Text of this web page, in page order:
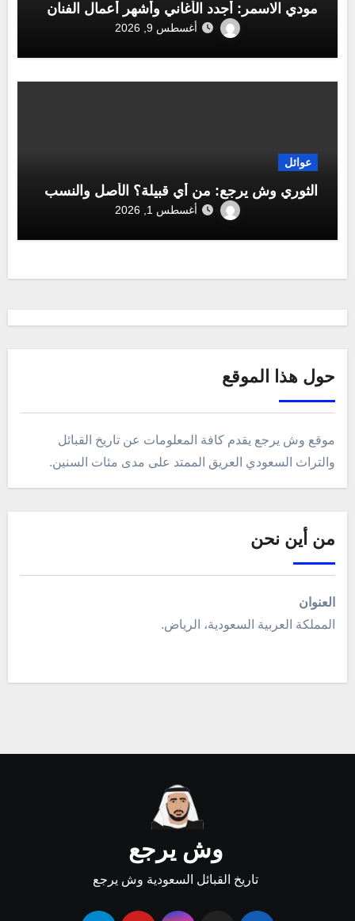
مودي الاسمر: أجدد الأغاني وأشهر أعمال الفنان
أغسطس 9, 2026
عوائل
الثوري وش يرجع: من أي قبيلة؟ الأصل والنسب
أغسطس 1, 2026
حول هذا الموقع
موقع وش يرجع يقدم كافة المعلومات عن تاريخ القبائل
والتراث السعودي العريق الممتد على مدى مئات السنين.
من أين نحن
العنوان
المملكة العربية السعودية، الرياض.
وش يرجع
تاريخ القبائل السعودية وش يرجع